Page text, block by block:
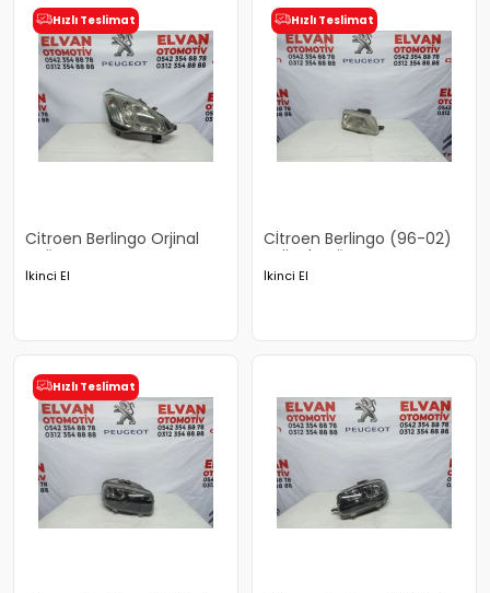
Hızlı Teslimat
Citroen Berlingo Orjinal
Sağ Far
İkinci El
Hızlı Teslimat
Cİtroen Berlingo (96-02)
Orjinal Sağ Far
İkinci El
Hızlı Teslimat